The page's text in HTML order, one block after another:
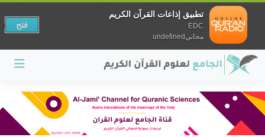
تطبيق إذاعات القرآن الكريم
EDC
مجانيundefined
فتح